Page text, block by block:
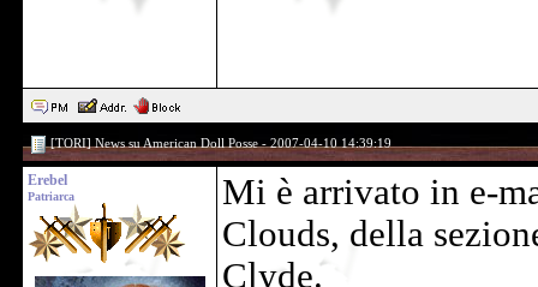
[TORI] News su American Doll Posse - 2007-04-10 14:39:19
Erebel
Patriarca
Mi è arrivato in e-
Clouds, della
Clyde.